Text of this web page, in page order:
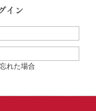
れた場合